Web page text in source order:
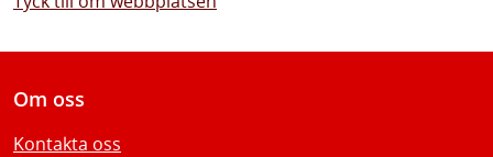
Om oss
Kontakta oss